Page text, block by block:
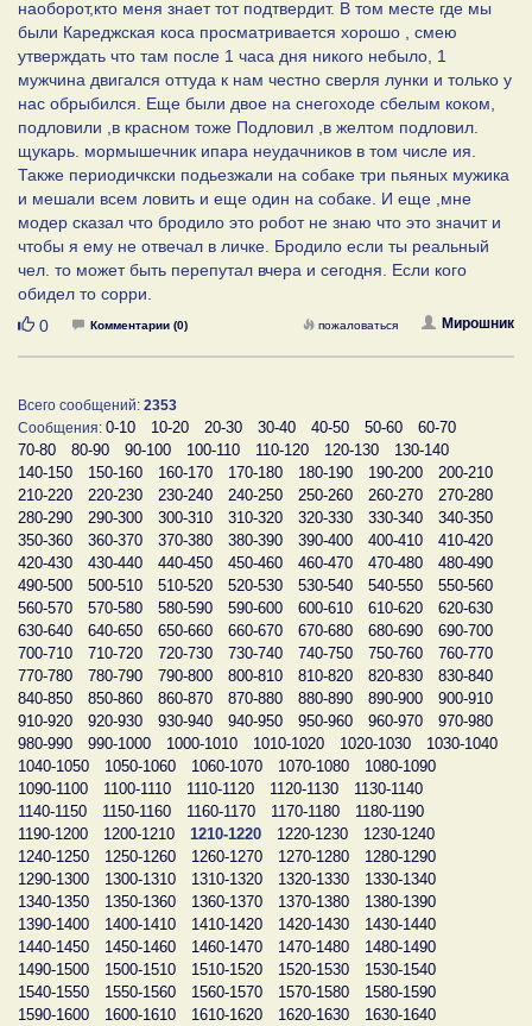
наоборот,кто меня знает тот подтвердит. В том месте где мы
были Кареджская коса просматривается хорошо , смею
утверждать что там после 1 часа дня никого небыло, 1
мужчина двигался оттуда к нам честно сверля лунки и только у
нас обрыбился. Еще были двое на снегоходе сбелым коком,
подловили ,в красном тоже Подловил ,в желтом подловил.
щукарь. мормышечник ипара неудачников в том числе ия.
Также периодичкски подьезжали на собаке три пьяных мужика
и мешали всем ловить и еще один на собаке. И еще ,мне
модер сказал что бродило это робот не знаю что это значит и
чтобы я ему не отвечал в личке. Бродило если ты реальный
чел. то может быть перепутал вчера и сегодня. Если кого
обидел то сорри.
Нравится
0 Комментарии (0) Мирошник
пожаловаться
Всего сообщений: 2353
Сообщения: 0-10 10-20 20-30 30-40 40-50 50-60
60-70
70-80
80-90 90-100 100-110 110-120 120-130
130-140
140-150
150-160 160-170 170-180 180-190 190-200
200-210
210-220
220-230 230-240 240-250 250-260 260-270
270-280
280-290
290-300 300-310 310-320 320-330 330-340
340-350
350-360
360-370 370-380 380-390 390-400 400-410
410-420
420-430
430-440 440-450 450-460 460-470 470-480
480-490
490-500
500-510 510-520 520-530 530-540 540-550
550-560
560-570
570-580 580-590 590-600 600-610 610-620
620-630
630-640
640-650 650-660 660-670 670-680 680-690
690-700
700-710
710-720 720-730 730-740 740-750 750-760
760-770
770-780
780-790 790-800 800-810 810-820 820-830
830-840
840-850
850-860 860-870 870-880 880-890 890-900
900-910
910-920
920-930 930-940 940-950 950-960 960-970
970-980
980-990
990-1000 1000-1010 1010-1020 1020-1030
1030-1040
1040-1050
1050-1060 1060-1070 1070-1080
1080-1090
1090-1100
1100-1110 1110-1120 1120-1130
1130-1140
1140-1150
1150-1160 1160-1170 1170-1180
1180-1190
1190-1200
1200-1210 1210-1220 1220-1230
1230-1240
1240-1250
1250-1260 1260-1270 1270-1280
1280-1290
1290-1300
1300-1310 1310-1320 1320-1330
1330-1340
1340-1350
1350-1360 1360-1370 1370-1380
1380-1390
1390-1400
1400-1410 1410-1420 1420-1430
1430-1440
1440-1450
1450-1460 1460-1470 1470-1480
1480-1490
1490-1500
1500-1510 1510-1520 1520-1530
1530-1540
1540-1550
1550-1560 1560-1570 1570-1580
1580-1590
1590-1600
1600-1610 1610-1620 1620-1630
1630-1640